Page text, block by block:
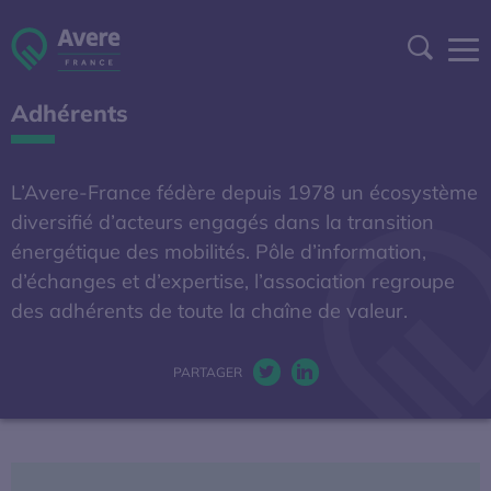
AFIREV
BAROMÈTRE EXPERTS'OUVRE DANS UNE
A DÉCOUVRIR
Adhérents
L’Avere-France fédère depuis 1978 un écosystème
diversifié d’acteurs engagés dans la transition
énergétique des mobilités. Pôle d’information,
d’échanges et d’expertise, l’association regroupe
des adhérents de toute la chaîne de valeur.
PARTAGER